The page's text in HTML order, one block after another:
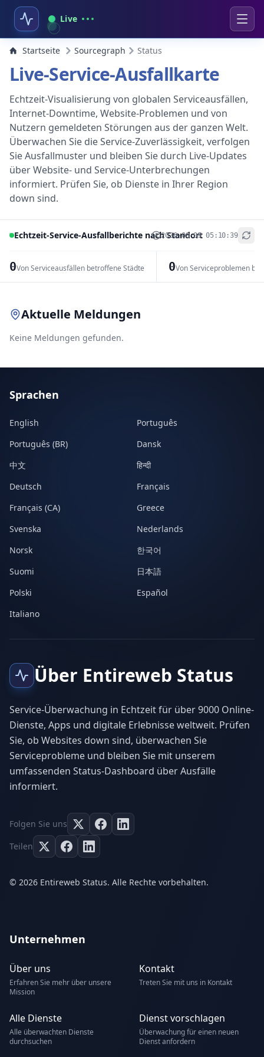
Live
Startseite Sourcegraph Status
Live-Service-Ausfallkarte
Echtzeit-Visualisierung von globalen Serviceausfällen,
Internet-Downtime, Website-Problemen und von
Nutzern gemeldeten Störungen aus der ganzen Welt.
Überwachen Sie die Service-Zuverlässigkeit, verfolgen
Sie Ausfallmuster und bleiben Sie durch Live-Updates
über Website- und Service-Unterbrechungen
informiert. Prüfen Sie, ob Dienste in Ihrer Region
down sind.
Echtzeit-Service-Ausfallberichte nach Standort
2026-08-09 05:10:39
0Von Serviceausfällen betroffene Städte 0Von Serviceproblemen
+
Aktuelle Meldungen
Keine Meldungen gefunden.
Sprachen
English
Português
Português (BR)
Dansk
中文
हिन्दी
Deutsch
Français
Français (CA)
Greece
Svenska
Nederlands
Norsk
한국어
Suomi
日本語
Polski
Español
Italiano
Über Entireweb Status
Service-Überwachung in Echtzeit für über 9000 Online-
Dienste, Apps und digitale Erlebnisse weltweit. Prüfen
Sie, ob Websites down sind, überwachen Sie
Serviceprobleme und bleiben Sie mit unserem
umfassenden Status-Dashboard über Ausfälle
informiert.
Folgen Sie uns
Teilen
© 2026 Entireweb Status. Alle Rechte vorbehalten.
Unternehmen
Über uns
Erfahren Sie mehr über unsere
Mission
Kontakt
Treten Sie mit uns in Kontakt
Alle Dienste
Alle überwachten Dienste
durchsuchen
Dienst vorschlagen
Überwachung für einen neuen
Dienst anfordern